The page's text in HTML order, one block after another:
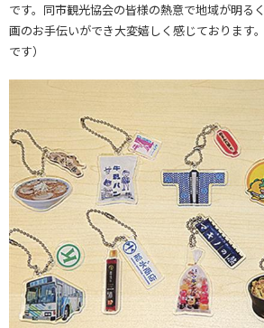
です。同市観光協会の皆様の熱意で地域が明る
画のお手伝いができ大変嬉しく感じております
です）